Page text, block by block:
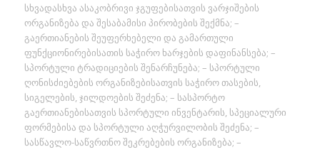
სხვადასხვა ასაკობრივი ჯგუფებისათვის ვარჯიშების
ორგანიზება და შესაბამისი პირობების შექმნა; –
გაერთიანების შეუფერხებელი და გამართული
ფუნქციონირებისათის საჭირო ხარჯების დაფინანსება; –
სპორტული ტრადიციების შენარჩუნება; – სპორტული
ღონისძიებების ორგანიზებისათვის საჭირო თასების,
სიგელების, ჯილდოების შეძენა; – სასპორტო
გაერთიანებისათვის სპორტული ინვენტარის, სპეციალური
ფორმებისა და სპორტული აღჭურვილობის შეძენა; –
სასწავლო-საწვრთნო შეკრებების ორგანიზება; –